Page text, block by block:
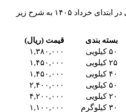
قیمت انواع مصالح ساختمانی در ابتدای خرداد ۱۴۰۵ به شرح زیر
بسته بندی
قیمت (ریال)
۵۰ کیلویی
۱,۳۸۰,۰۰۰
۲۵ کیلویی
۱,۴۵۰,۰۰۰
۴۰ کیلویی
۱,۴۵۰,۰۰۰
۵۰ کیلویی
۲,۴۰۰,۰۰۰
۲۰ کیلویی
۴,۲۰۰,۰۰۰
۳۰ کیلوگرم
۱,۱۰۰,۰۰۰